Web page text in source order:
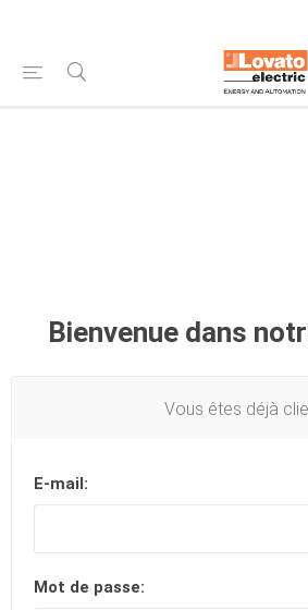
Bienvenue dans
Vous êtes déjà
E-mail:
Mot de passe: